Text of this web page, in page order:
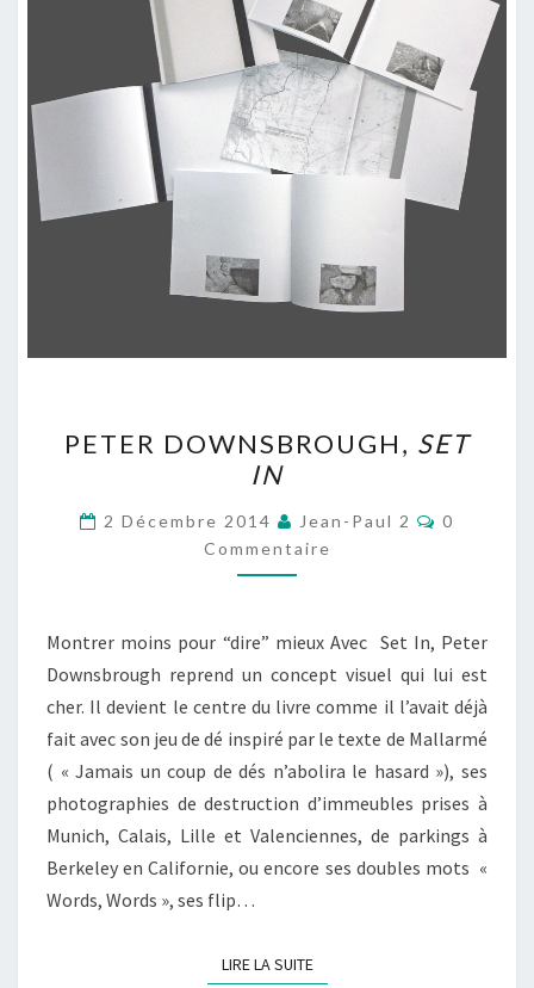
DOWNSBROUGH,
SET
IN
PETER DOWNSBROUGH, SET
IN
2 Décembre 2014 Jean-Paul 2
0
Commentaire
Montrer moins pour “dire” mieux Avec Set In, Peter
Downsbrough reprend un concept visuel qui lui est
cher. Il devient le centre du livre comme il l’avait déjà
fait avec son jeu de dé inspiré par le texte de Mallarmé
( « Jamais un coup de dés n’abolira le hasard »), ses
photographies de destruction d’immeubles prises à
Munich, Calais, Lille et Valenciennes, de parkings à
Berkeley en Californie, ou encore ses doubles mots «
Words, Words », ses flip…
LIRE LA SUITELIRE LA SUITE